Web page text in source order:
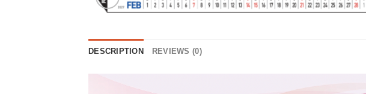
DESCRIPTION REVIEWS (0)